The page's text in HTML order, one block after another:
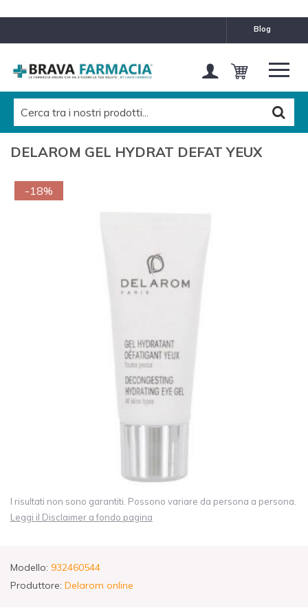
blog
DELAROM GEL HYDRAT DEFAT YEUX
-18%
I risultati non sono garantiti. Possono variare da persona a persona.
Leggi il Disclaimer a fondo pagina
Modello: 932460544
Produttore: Delarom online